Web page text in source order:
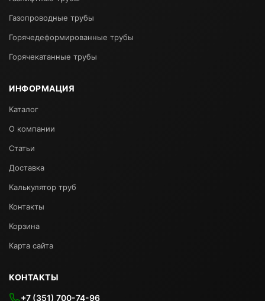
Газопроводные трубы
Горячедеформированные трубы
Горячекатанные трубы
ИНФОРМАЦИЯ
Каталог
О компании
Статьи
Доставка
Калькулятор труб
Контакты
Корзина
Карта сайта
КОНТАКТЫ
+7 (351) 700-74-96